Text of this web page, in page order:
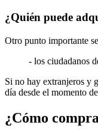
¿Quién puede
Otro punto importante
- los ciudadanos
Si no hay extranjeros y
día desde el momento
¿Cómo